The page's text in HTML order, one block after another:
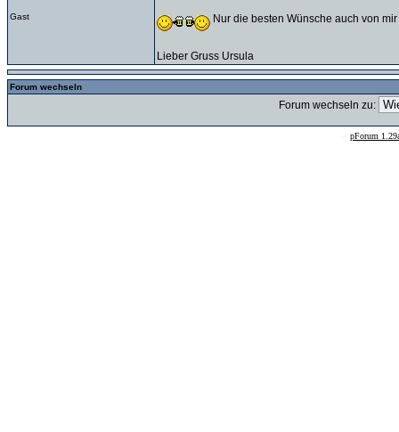
Gast Nur die besten Wünsche auch von mir
Lieber Gruss Ursula
Forum wechseln
Forum wechseln zu:
pForum